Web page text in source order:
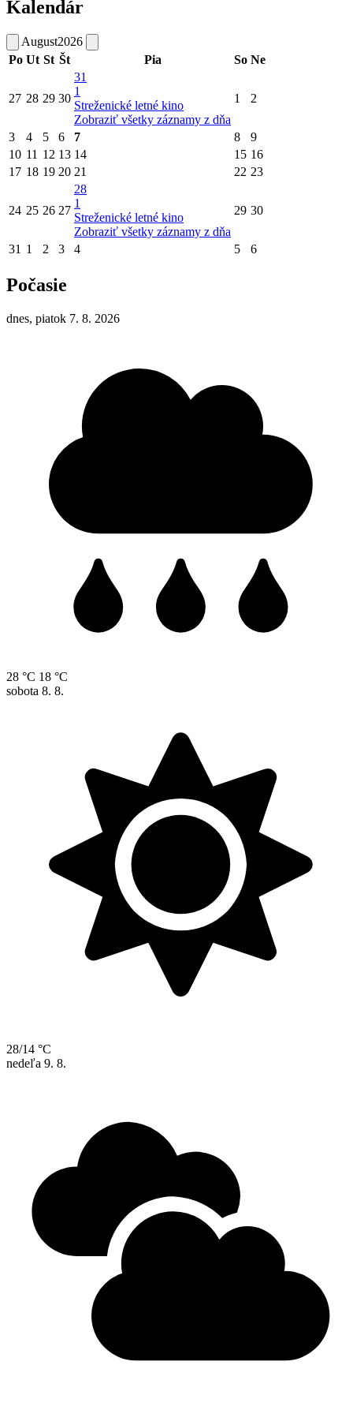
Kalendár
August2026
Po Ut St Št Pia So Ne
27 28 29 30
31
1
Streženické letné kino
Zobraziť všetky záznamy z dňa
1 2
3 4 5 6 7 8
9
10 11 12 13 14 15 16
17 18 19 20 21 22 23
24 25 26 27
28
1
Streženické letné kino
Zobraziť všetky záznamy z dňa
29 30
31 1 2 3 4 5 6
Počasie
dnes, piatok 7. 8. 2026
28 °C 18 °C
sobota 8. 8.
28/14 °C
nedeľa 9. 8.